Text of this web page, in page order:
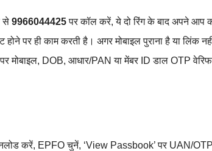
से 9966044425पर कॉल करें, ये दो रिंग के बाद अपने आप
पर ही काम करती है। अगर मोबाइल पुराना है या लिंक
मोबाइल, DOB, आधार/PAN या मेंबर ID डाल OTP
करें, EPFO चुनें, ‘View Passbook’ पर UAN/